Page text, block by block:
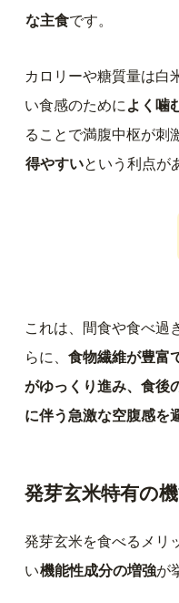
な主食です。
カロリーや糖質量は白
い食感のために よく噛
ることで満腹中枢が刺
得やすいという利点が
これは、間食や食べ過
らに、食物繊維が豊富
がゆっくり進み、食後
に伴う急激な空腹感を
発芽玄米特有の
発芽玄米を食べるメリ
い機能性成分の増強が